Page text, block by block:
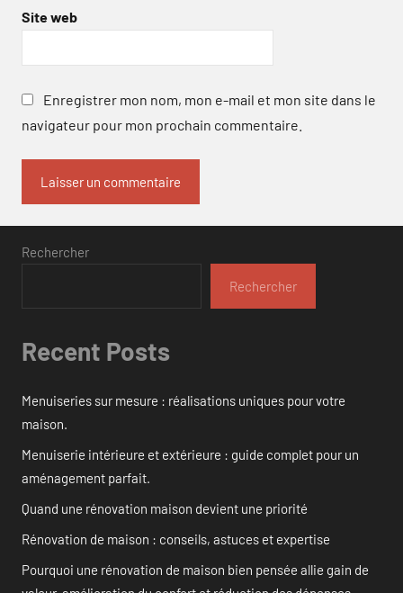
Site web
Enregistrer mon nom, mon e-mail et mon site dans le
navigateur pour mon prochain commentaire.
Rechercher
Rechercher
Recent Posts
Menuiseries sur mesure : réalisations uniques pour votre
maison.
Menuiserie intérieure et extérieure : guide complet pour un
aménagement parfait.
Quand une rénovation maison devient une priorité
Rénovation de maison : conseils, astuces et expertise
Pourquoi une rénovation de maison bien pensée allie gain de